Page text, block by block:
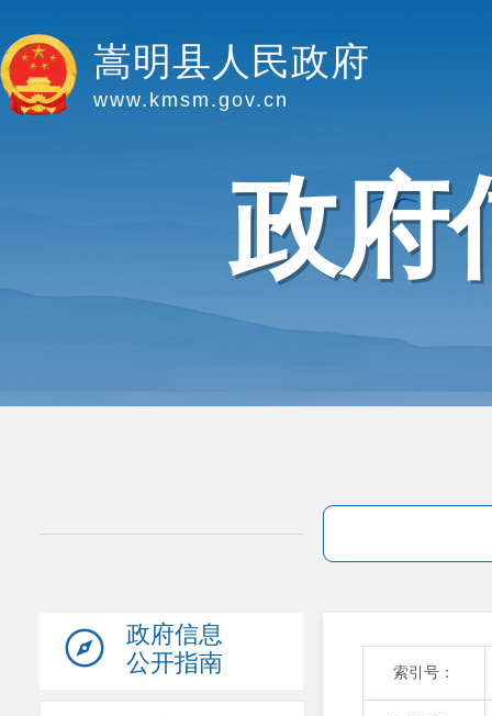
嵩明县人民政府
www.kmsm.gov.cn
政府
政府信息
公开指南
索引号：